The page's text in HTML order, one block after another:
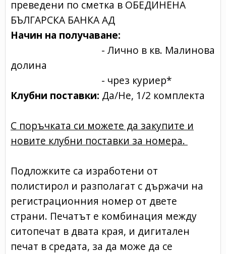
преведени по сметка в ОБЕДИНЕНА
БЪЛГАРСКА БАНКА АД
Начин на получаване:
- Лично в кв. Малинова
долина
- чрез куриер*
Клубни поставки: Да/Не, 1/2 комплекта
С поръчката си можете да закупите и
новите клубни поставки за номера.
Подложките са изработени от
полистирол и разполагат с държачи на
регистрационния номер от двете
страни. Печатът е комбинация между
ситопечат в двата края, и дигитален
печат в средата, за да може да се